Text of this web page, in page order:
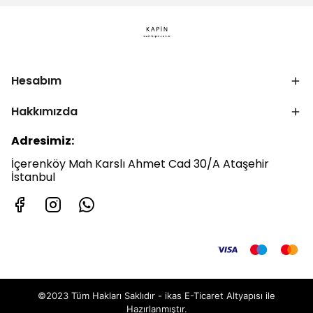
Hesabım
Hakkımızda
Adresimiz:
İçerenköy Mah Karslı Ahmet Cad 30/A Ataşehir
İstanbul
©2023 Tüm Hakları Saklıdır - ikas E-Ticaret Altyapısı ile
Hazırlanmıştır.